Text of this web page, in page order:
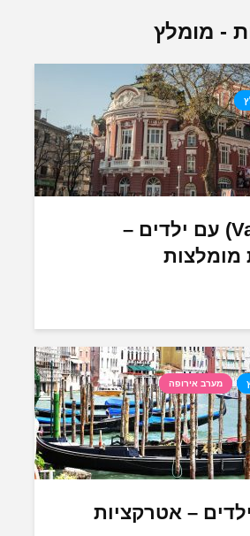
- מומלץ
ורנה (Varna) עם ילדים –
מומלצות
מערב אירופה
– אטרקציות